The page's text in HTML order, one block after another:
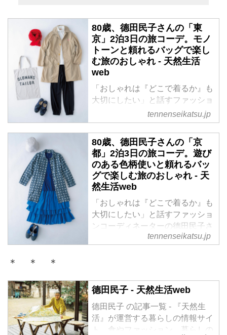
80歳、德田民子さんの「東
京」2泊3日の旅コーデ。モノ
トーンと頼れるバッグで楽し
む旅のおしゃれ - 天然生活
web
「おしゃれは『どこで着るか』も
大切にしたい」と話すファッショ
ンコーディネーターの德田民子さ
ん。旅の目的地と日程に合わせた
服装とバッグ、小物のコーディネ
ートを披露してくれました。今回
は、東京へ2泊3日の旅のおしゃれ
と、頼れるバッグを紹介します。
tennenseikatsu.jp
80歳、德田民子さんの「京
都」2泊3日の旅コーデ。遊び
のある色柄使いと頼れるバッ
グで楽しむ旅のおしゃれ - 天
然生活web
「おしゃれは『どこで着るか』も
大切にしたい」と話すファッショ
ンコーディネーターの德田民子さ
ん。旅の目的地と日程に合わせた
と、頼れるバッグを紹介します。
tennenseikatsu.jp
＊ ＊ ＊
德田民子 - 天然生活web
德田民子 の記事一覧 - 『天然生
活』が運営する暮らしの情報サイ
ト。食やファッション、暮らしの